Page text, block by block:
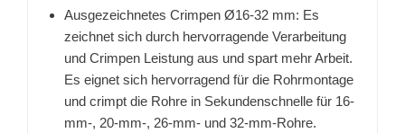
Ausgezeichnetes Crimpen Ø16-32 mm: Es
zeichnet sich durch hervorragende Verarbeitung
und Crimpen Leistung aus und spart mehr Arbeit.
Es eignet sich hervorragend für die Rohrmontage
und crimpt die Rohre in Sekundenschnelle für 16-
mm-, 20-mm-, 26-mm- und 32-mm-Rohre.